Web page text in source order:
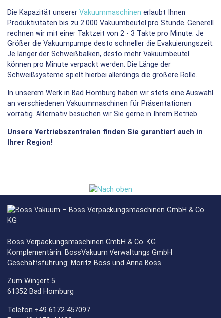
Die Kapazität unserer Vakuummaschinen erlaubt Ihnen
Produktivitäten bis zu 2.000 Vakuumbeutel pro Stunde. Generell
rechnen wir mit einer Taktzeit von 2 - 3 Takte pro Minute. Je
Größer die Vakuumpumpe desto schneller die Evakuierungszeit.
Je länger der Schweißbalken, desto mehr Vakuumbeutel
können pro Minute verpackt werden. Die Länge der
Schweißsysteme spielt hierbei allerdings die größere Rolle.
In unserem Werk in Bad Homburg haben wir stets eine Auswahl
an verschiedenen Vakuummaschinen für Präsentationen
vorrätig. Alternativ besuchen wir Sie gerne in Ihrem Betrieb.
Unsere Vertriebszentralen finden Sie garantiert auch in
Ihrer Region!
Boss Verpackungsmaschinen GmbH & Co. KG
Komplementärin: BossVakuum Verwaltungs GmbH
Geschäftsführung: Moritz Boss und Anna Boss
Zum Wingert 5
61352 Bad Homburg
Telefon +49 6172 457097